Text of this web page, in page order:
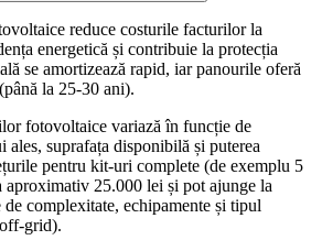
reduce costurile facturilor la
energetică și contribuie la protecția
se amortizează rapid, iar panourile oferă
la 25-30 ani).
fotovoltaice variază în funcție de
ales, suprafața disponibilă și puterea
pentru kit-uri complete (de exemplu 5
25.000 lei și pot ajunge la
complexitate, echipamente și tipul
grid).